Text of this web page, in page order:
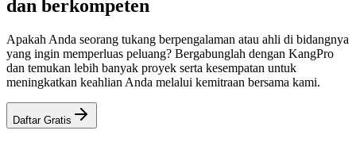
dan berkompeten
Apakah Anda seorang tukang berpengalaman atau ahli di bidangnya
yang ingin memperluas peluang? Bergabunglah dengan KangPro
dan temukan lebih banyak proyek serta kesempatan untuk
meningkatkan keahlian Anda melalui kemitraan bersama kami.
Daftar Gratis